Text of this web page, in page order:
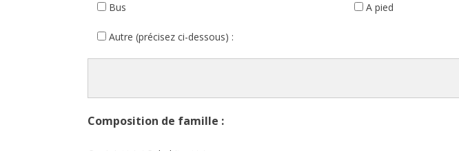
Bus A pied
Autre (précisez ci-dessous) :
Composition de famille :